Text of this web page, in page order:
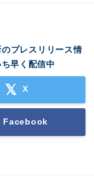
プレスリリース情
早く配信中
X
Facebook